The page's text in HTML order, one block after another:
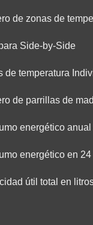
de zonas de
Side-by-Side
de temperatura
de parrillas de
energético
energético en
útil total en